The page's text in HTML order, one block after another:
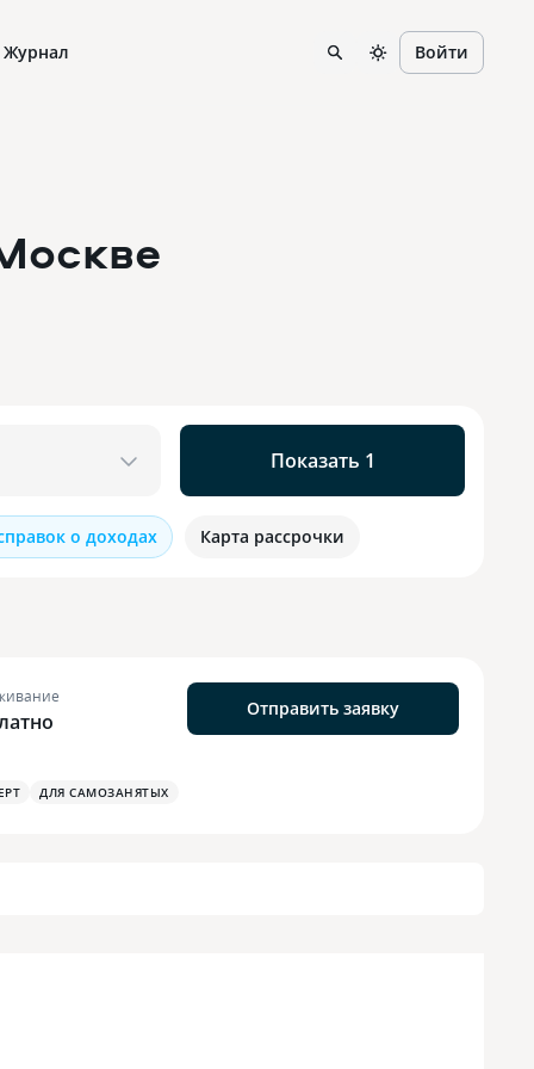
Журнал Войти
Показать 1
о доходах Карта рассрочки
Отправить заявку
ДЛЯ САМОЗАНЯТЫХ